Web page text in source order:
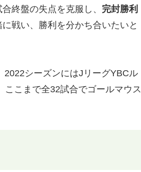
終盤の失点を克服し、 完封勝利
戦い、勝利を分かち合いたいと
シーズンにはJリーグYBCル
こまで全32試合でゴールマウス